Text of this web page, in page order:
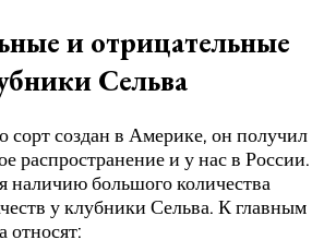
и отрицательные
Сельва
сорт создан в Америке, он получил
распространение и у нас в России.
наличию большого количества
у клубники Сельва. К главным
относят: